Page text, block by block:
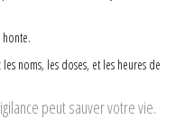
honte.
noms, les doses, et les heures de
peut sauver votre vie.